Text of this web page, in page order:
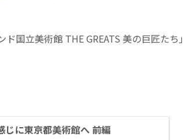
国立美術館 THE GREATS 美の巨匠たち」
じに東京都美術館へ 前編